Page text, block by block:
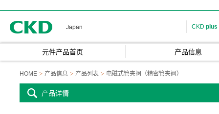
Japan CKD plus
元件产品首页 产品信息
HOME 产品信息 产品列表 电磁式管夹阀（精密管夹阀）
产品详情